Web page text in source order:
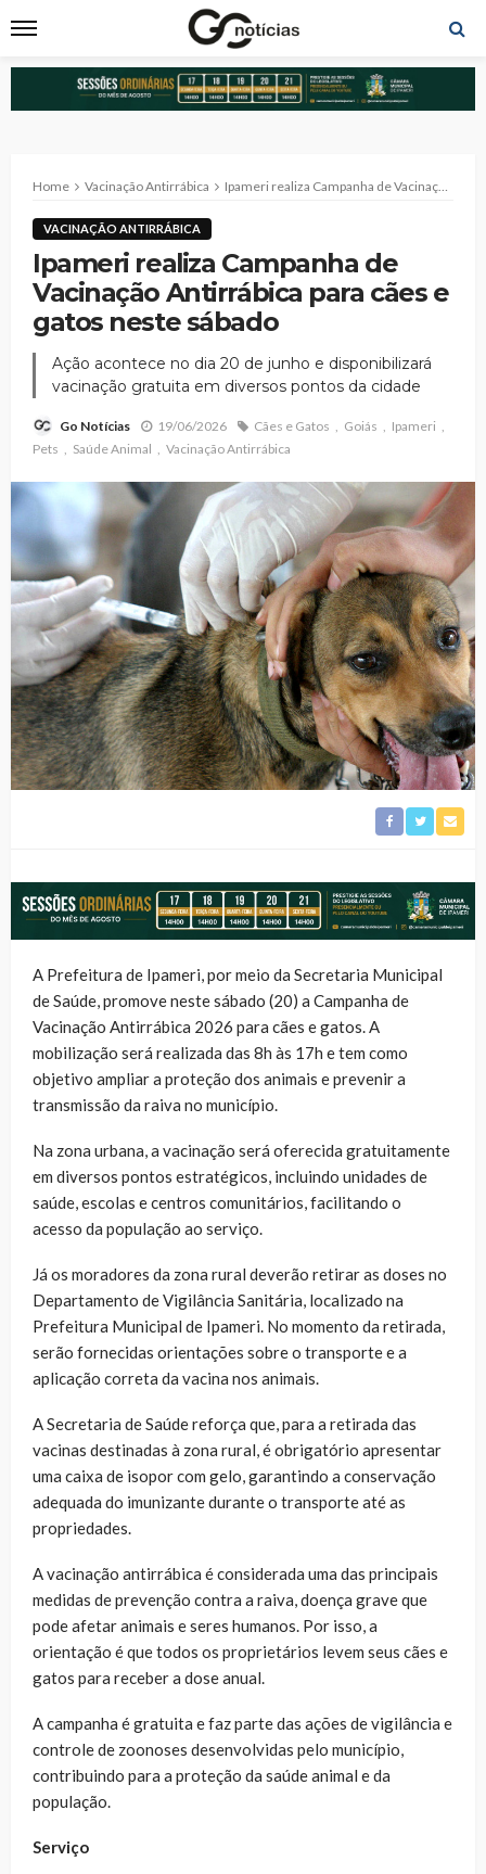
Home Vacinação Antirrábica Ipameri realiza Campanha de Vacinação Antirrábica para cães e gatos neste sábado
VACINAÇÃO ANTIRRÁBICA
Ipameri realiza Campanha de
Vacinação Antirrábica para cães e
gatos neste sábado
Ação acontece no dia 20 de junho e disponibilizará
vacinação gratuita em diversos pontos da cidade
Go Notícias 19/06/2026 Cães e Gatos Goiás
Ipameri
Pets
Saúde Animal Vacinação Antirrábica
A Prefeitura de Ipameri, por meio da Secretaria Municipal
de Saúde, promove neste sábado (20) a Campanha de
Vacinação Antirrábica 2026 para cães e gatos. A
mobilização será realizada das 8h às 17h e tem como
objetivo ampliar a proteção dos animais e prevenir a
transmissão da raiva no município.
Na zona urbana, a vacinação será oferecida gratuitamente
em diversos pontos estratégicos, incluindo unidades de
saúde, escolas e centros comunitários, facilitando o
acesso da população ao serviço.
Já os moradores da zona rural deverão retirar as doses no
Departamento de Vigilância Sanitária, localizado na
Prefeitura Municipal de Ipameri. No momento da retirada,
serão fornecidas orientações sobre o transporte e a
aplicação correta da vacina nos animais.
A Secretaria de Saúde reforça que, para a retirada das
vacinas destinadas à zona rural, é obrigatório apresentar
uma caixa de isopor com gelo, garantindo a conservação
adequada do imunizante durante o transporte até as
propriedades.
A vacinação antirrábica é considerada uma das principais
medidas de prevenção contra a raiva, doença grave que
pode afetar animais e seres humanos. Por isso, a
orientação é que todos os proprietários levem seus cães e
gatos para receber a dose anual.
A campanha é gratuita e faz parte das ações de vigilância e
controle de zoonoses desenvolvidas pelo município,
contribuindo para a proteção da saúde animal e da
população.
Serviço